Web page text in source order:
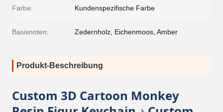
Farbe: Kundenspezifische Farbe
Basisnoten: Zedernholz, Eichenmoos, Amber
Produkt-Beschreibung
Custom 3D Cartoon Monkey